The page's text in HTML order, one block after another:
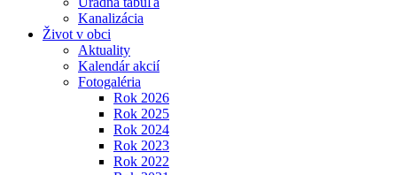
Kanalizácia
Život v obci
Aktuality
Kalendár akcií
Fotogaléria
Rok 2026
Rok 2025
Rok 2024
Rok 2023
Rok 2022